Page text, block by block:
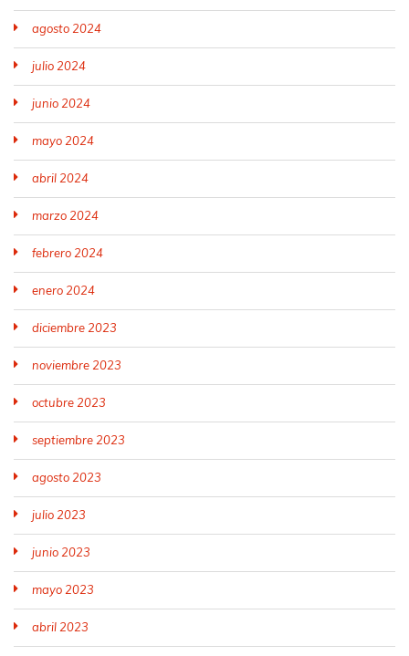
agosto 2024
julio 2024
junio 2024
mayo 2024
abril 2024
marzo 2024
febrero 2024
enero 2024
diciembre 2023
noviembre 2023
octubre 2023
septiembre 2023
agosto 2023
julio 2023
junio 2023
mayo 2023
abril 2023